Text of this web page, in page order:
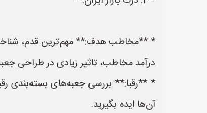
* **مخاطب هدف:** مهم‌ترین قدم،
درآمد مخاطب، تاثیر زیادی در طراحی
* **رقبا:** بررسی جعبه‌های بسته‌بندی
آن‌ها ایده بگیرید.